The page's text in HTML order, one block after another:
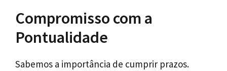
Compromisso com a
Pontualidade
Sabemos a importância de cumprir prazos.